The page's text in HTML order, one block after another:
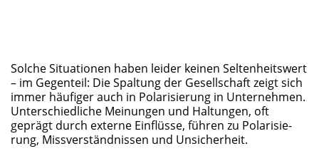
Sol­che Situa­tio­nen haben lei­der kei­nen Sel­ten­heits­wert
– im Gegen­teil: Die Spal­tung der Gesell­schaft zeigt sich
immer häu­fi­ger auch in Pola­ri­sie­rung in Unter­neh­men.
Unter­schied­li­che Mei­nun­gen und Hal­tun­gen, oft
geprägt durch exter­ne Ein­flüs­se, füh­ren zu Pola­ri­sie­
rung, Miss­ver­ständ­nis­sen und Unsicherheit.